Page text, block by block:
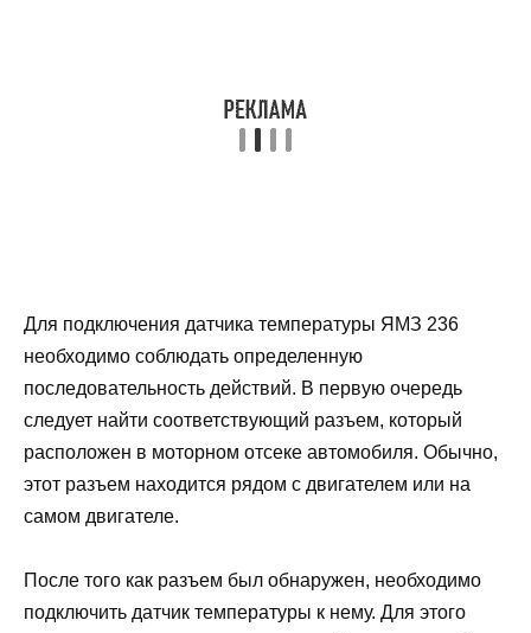
Для подключения датчика температуры ЯМЗ 236
необходимо соблюдать определенную
последовательность действий. В первую очередь
следует найти соответствующий разъем, который
расположен в моторном отсеке автомобиля. Обычно,
этот разъем находится рядом с двигателем или на
самом двигателе.
После того как разъем был обнаружен, необходимо
подключить датчик температуры к нему. Для этого